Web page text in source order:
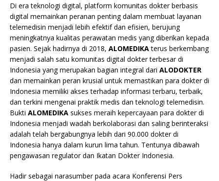
Di era teknologi digital, platform komunitas dokter berbasis
digital memainkan peranan penting dalam membuat layanan
telemedisin menjadi lebih efektif dan efisien, berujung
meningkatnya kualitas perawatan medis yang diberikan kepada
pasien. Sejak hadirnya di 2018, ALOMEDIKAterus berkembang
menjadi salah satu komunitas digital dokter terbesar di
Indonesia yang merupakan bagian integral dari ALODOKTER
dan memainkan peran krusial untuk memastikan para dokter di
Indonesia memiliki akses terhadap informasi terbaru, terbaik,
dan terkini mengenai praktik medis dan teknologi telemedisin.
Bukti ALOMEDIKA sukses meraih kepercayaan para dokter di
Indonesia menjadi wadah berkolaborasi dan saling berinteraksi
adalah telah bergabungnya lebih dari 90.000 dokter di
Indonesia hanya dalam kurun lima tahun. Tentunya dibawah
pengawasan regulator dan Ikatan Dokter Indonesia.
Hadir sebagai narasumber pada acara Konferensi Pers